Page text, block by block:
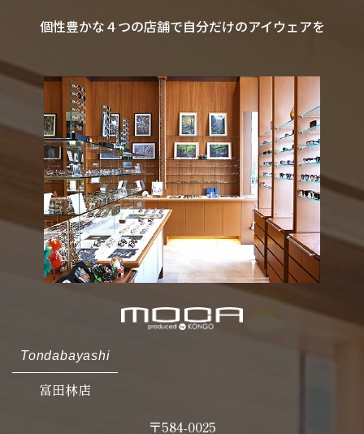
個性豊かな４つの店舗で自分だけのアイウェアを
Tondabayashi
富田林店
〒584-0025